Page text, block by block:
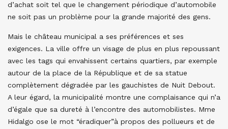
d’achat soit tel que le changement périodique d’automobile
ne soit pas un problème pour la grande majorité des gens.
Mais le château municipal a ses préférences et ses
exigences. La ville offre un visage de plus en plus repoussant
avec les tags qui envahissent certains quartiers, par exemple
autour de la place de la République et de sa statue
complètement dégradée par les gauchistes de Nuit Debout.
A leur égard, la municipalité montre une complaisance qui n’a
d’égale que sa dureté à l’encontre des automobilistes. Mme
Hidalgo ose le mot “éradiquer”à propos des pollueurs et de